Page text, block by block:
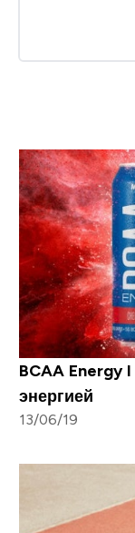
BCAA Energy
энергией
13/06/19